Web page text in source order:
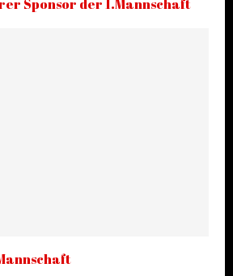
Sponsor der 1.Mannschaft